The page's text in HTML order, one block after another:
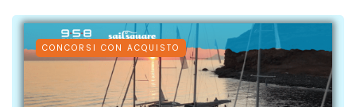
CONCORSI CON ACQUISTO